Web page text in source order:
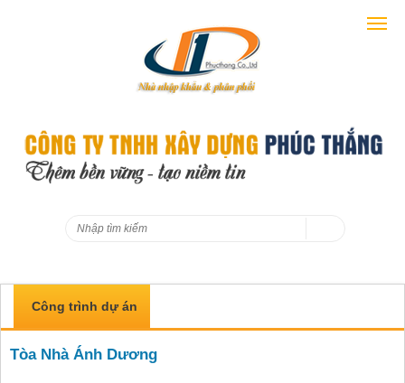
Công trình dự án
Tòa Nhà Ánh Dương